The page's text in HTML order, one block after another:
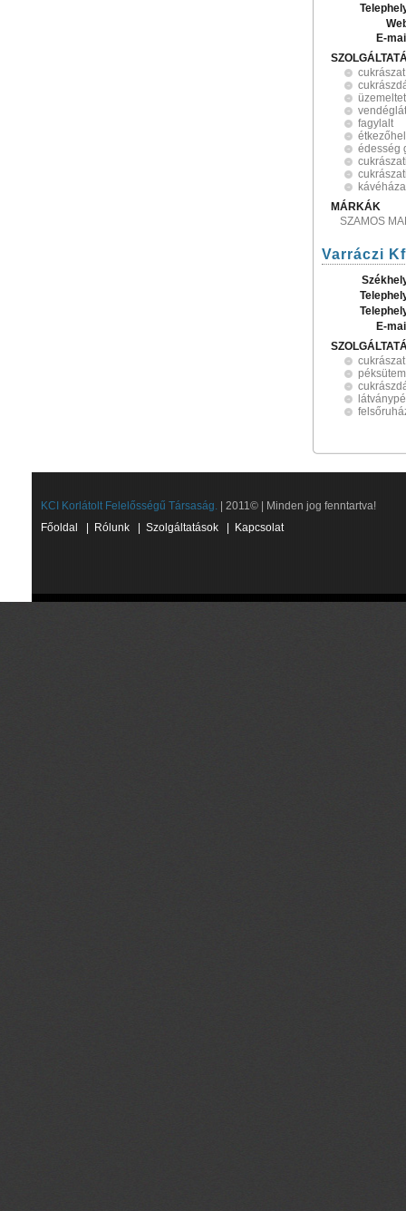
E-
cukrászat
fagylalt
édesség
MÁRKÁK
SZAMOS
Varráczi
E-
cukrászat
KCI Korlátolt Felelősségű Társaság. | 2011© | Minden jog fenntartva!
Főoldal
Rólunk Szolgáltatások Kapcsolat